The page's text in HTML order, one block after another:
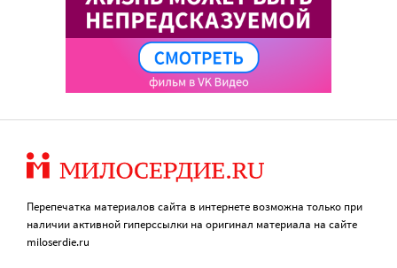
Перепечатка материалов сайта в интернете возможна только при
наличии активной гиперссылки на оригинал материала на сайте
miloserdie.ru